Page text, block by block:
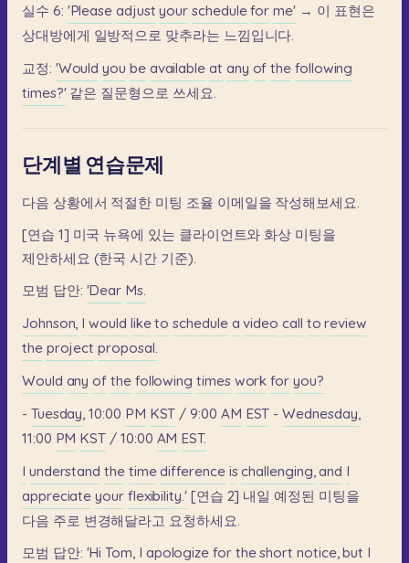
실수 6: 'Please adjust your schedule for me' → 이 표현은
상대방에게 일방적으로 맞추라는 느낌입니다.
교정: 'Would you be available at any of the following
times?' 같은 질문형으로 쓰세요.
단계별 연습문제
다음 상황에서 적절한 미팅 조율 이메일을 작성해보세요.
[연습 1] 미국 뉴욕에 있는 클라이언트와 화상 미팅을
제안하세요 (한국 시간 기준).
모범 답안: 'Dear Ms.
Johnson, I would like to schedule a video call to review
the project proposal.
Would any of the following times work for you?
- Tuesday, 10:00 PM KST / 9:00 AM EST - Wednesday,
11:00 PM KST / 10:00 AM EST.
I understand the time difference is challenging, and I
appreciate your flexibility.' [연습 2] 내일 예정된 미팅을
다음 주로 변경해달라고 요청하세요.
모범 답안: 'Hi Tom, I apologize for the short notice, but I